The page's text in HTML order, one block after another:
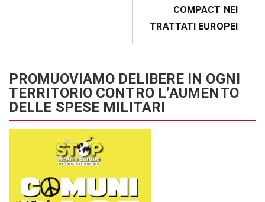
COMPACT NEI
TRATTATI EUROPEI
PROMUOVIAMO DELIBERE IN OGNI
TERRITORIO CONTRO L’AUMENTO
DELLE SPESE MILITARI